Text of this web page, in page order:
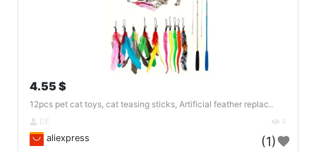
4.55 $
12pcs pet cat toys, cat teasing sticks, Artificial feather replac..
DE 4
aliexpress (1)